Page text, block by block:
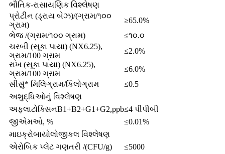
ભૌતિક-રાસાયણિક વિશ્લેષણ
પ્રોટીન (ડ્રાય બેઝ)/(ગ્રામ/૧૦૦
ગ્રામ)
≥65.0%
ભેજ /(ગ્રામ/૧૦૦ ગ્રામ)
≤૧૦.૦
ચરબી (સૂકા પાયા) (NX6.25),
ગ્રામ/100 ગ્રામ
≤2.0%
રાખ (સૂકા પાયા) (NX6.25),
ગ્રામ/100 ગ્રામ
≤6.0%
સીસું* મિલિગ્રામ/કિલોગ્રામ
≤0.5
અશુદ્ધિઓનું વિશ્લેષણ
અફલાટોક્સિનB1+B2+G1+G2,ppb≤4 પીપીબી
જીએમઓ, %
≤0.01%
માઇક્રોબાયોલોજીકલ વિશ્લેષણ
એરોબિક પ્લેટ ગણતરી /(CFU/g)
≤5000